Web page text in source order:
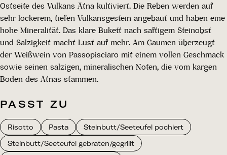
Ostseite des Vulkans Ätna kultiviert. Die Reben werden auf
sehr lockerem, tiefen Vulkansgestein angebaut und haben eine
hohe Mineralität. Das klare Bukett nach saftigem Steinobst
und Salzigkeit macht Lust auf mehr. Am Gaumen überzeugt
der Weißwein von Passopisciaro mit einem vollen Geschmack
sowie seinen salzigen, mineralischen Noten, die vom kargen
Boden des Ätnas stammen.
PASST ZU
Risotto Pasta
Steinbutt/Seeteufel pochiert
Steinbutt/Seeteufel gebraten/gegrillt